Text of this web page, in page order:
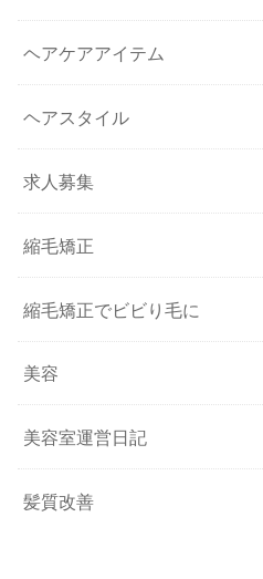
ヘアケアアイテム
ヘアスタイル
求人募集
縮毛矯正
縮毛矯正でビビり毛に
美容
美容室運営日記
髪質改善